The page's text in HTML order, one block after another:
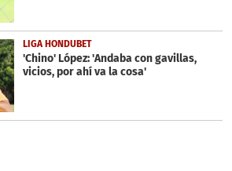
LIGA HONDUBET
'Chino' López: 'Andaba con gavillas,
vicios, por ahí va la cosa'